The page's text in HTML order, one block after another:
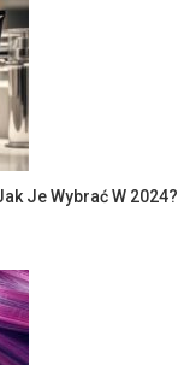
Je Wybrać W 2024?